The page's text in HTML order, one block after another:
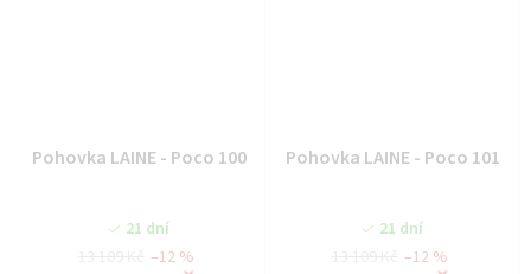
Pohovka LAINE - Poco 100
21 dní
–12 %
Pohovka LAINE - Poco 101
21 dní
–12 %